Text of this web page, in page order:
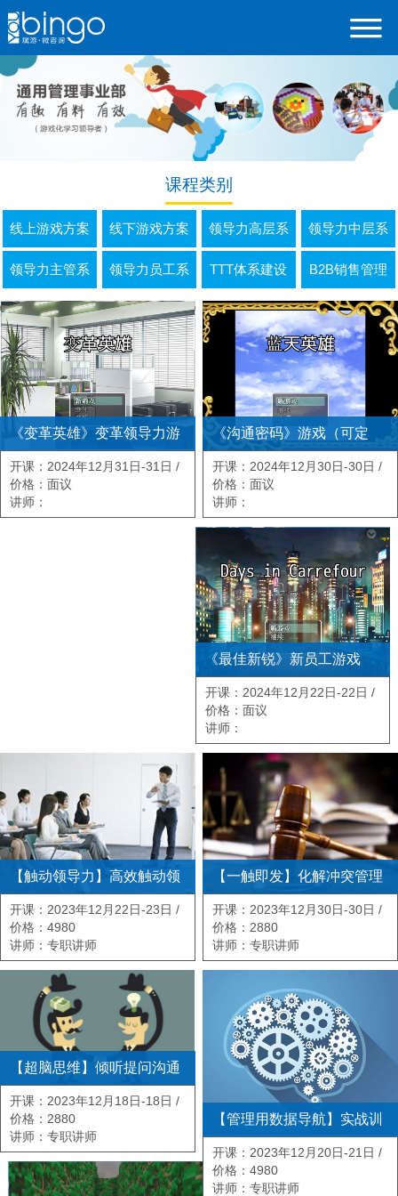
课程类别
线上游戏方案 线下游戏方案 领导力高层系 领导力中层系
领导力主管系 领导力员工系 TTT体系建设 B2B销售管理
《变革英雄》变革领导力游
戏
开课：2024年12月31日-31日 /
上海
价格：面议
讲师：
《沟通密码》游戏（可定
制）
开课：2024年12月30日-30日 /
上海
价格：面议
讲师：
《最佳新锐》新员工游戏
（可定制）
开课：2024年12月22日-22日 /
上海
价格：面议
讲师：
【一触即发】化解冲突管理
（情景道具）
开课：2023年12月30日-30日 /
上海
价格：2880
讲师：专职讲师
【触动领导力】高效触动领
导力工作坊（情景道具）
开课：2023年12月22日-23日 /
上海
价格：4980
讲师：专职讲师
【管理用数据导航】实战训
练营（情景道具）
开课：2023年12月20日-21日 /
上海
价格：4980
讲师：专职讲师
【超脑思维】倾听提问沟通
表达技巧（物理沙盘）
开课：2023年12月18日-18日 /
上海
价格：2880
讲师：专职讲师